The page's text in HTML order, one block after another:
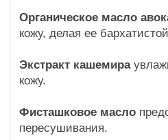
Органическое масло
кожу, делая ее
Экстракт кашемира
кожу.
Фисташковое масло
пересушивания.